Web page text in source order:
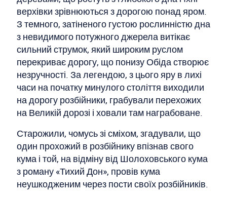
верхівки зрівнюються з дорогою понад яром.
З темного, затіненого густою рослинністю дна
з невидимого потужного джерела витікає
сильний струмок, який широким руслом
перекриває дорогу, що понизу Обіда створює
незручності. За легендою, з цього яру в лихі
часи на початку минулого століття виходили
на дорогу розбійники, грабували перехожих
на Великій дорозі і ховали там награбоване.
Старожили, чомусь зі сміхом, згадували, що
один прохожий в розбійнику впізнав свого
кума і той, на відміну від Шолоховського кума
з роману «Тихий Дон», провів кума
неушкодженим через пости своїх розбійників.